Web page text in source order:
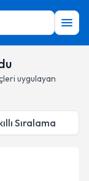
uygulayan
Sıralama